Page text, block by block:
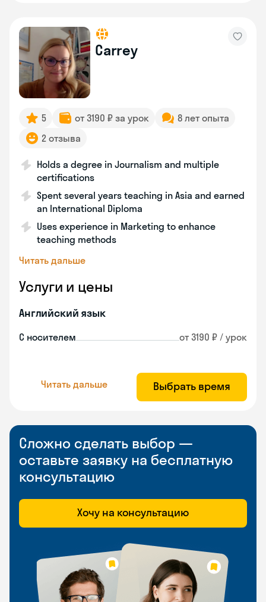
Carrey
5 от 3190 ₽ за урок
8 лет опыта
2 отзыва
Holds a degree in Journalism and multiple
certifications
Spent several years teaching in Asia and earned
an International Diploma
Uses experience in Marketing to enhance
teaching methods
Читать дальше
Услуги и цены
Английский язык
С носителем от 3190 ₽ / урок
Читать дальше Выбрать время
Сложно сделать выбор —
оставьте заявку на бесплатную
консультацию
Хочу на консультацию